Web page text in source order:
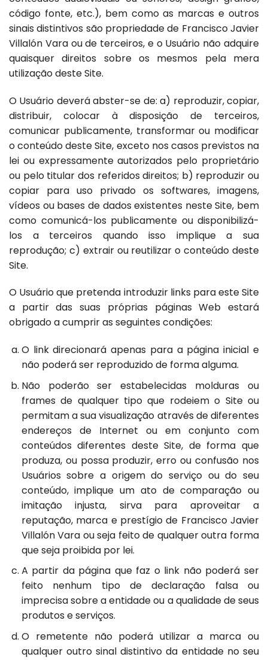
código fonte, etc.), bem como as marcas e outros
sinais distintivos são propriedade de Francisco Javier
Villalón Vara ou de terceiros, e o Usuário não adquire
quaisquer direitos sobre os mesmos pela mera
utilização deste Site.
O Usuário deverá abster-se de: a) reproduzir, copiar,
distribuir, colocar à disposição de terceiros,
comunicar publicamente, transformar ou modificar
o conteúdo deste Site, exceto nos casos previstos na
lei ou expressamente autorizados pelo proprietário
ou pelo titular dos referidos direitos; b) reproduzir ou
copiar para uso privado os softwares, imagens,
vídeos ou bases de dados existentes neste Site, bem
como comunicá-los publicamente ou disponibilizá-
los a terceiros quando isso implique a sua
reprodução; c) extrair ou reutilizar o conteúdo deste
Site.
O Usuário que pretenda introduzir links para este Site
a partir das suas próprias páginas Web estará
obrigado a cumprir as seguintes condições:
O link direcionará apenas para a página inicial e
não poderá ser reproduzido de forma alguma.
Não poderão ser estabelecidas molduras ou
frames de qualquer tipo que rodeiem o Site ou
permitam a sua visualização através de diferentes
endereços de Internet ou em conjunto com
conteúdos diferentes deste Site, de forma que
produza, ou possa produzir, erro ou confusão nos
Usuários sobre a origem do serviço ou do seu
conteúdo, implique um ato de comparação ou
imitação injusta, sirva para aproveitar a
reputação, marca e prestígio de Francisco Javier
Villalón Vara ou seja feito de qualquer outra forma
que seja proibida por lei.
A partir da página que faz o link não poderá ser
feito nenhum tipo de declaração falsa ou
imprecisa sobre a entidade ou a qualidade de seus
produtos e serviços.
O remetente não poderá utilizar a marca ou
qualquer outro sinal distintivo da entidade no seu